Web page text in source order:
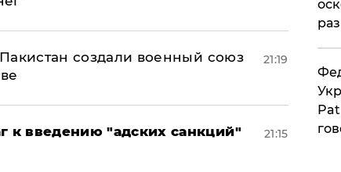
создали военный союз
21:19
введению "адских санкций"
21:15